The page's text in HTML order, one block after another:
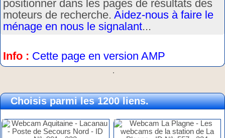
positionner dans les pages de résultats des
moteurs de recherche. Aidez-nous à faire le
ménage en nous le signalant...
Info : Cette page en version AMP
.
Choisis parmi les 1200 liens.